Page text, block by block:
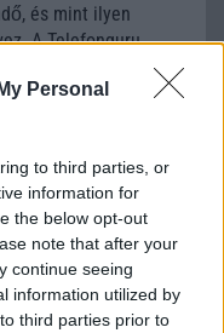
Personal
to third parties, or
information for
the below opt-out
note that after your
continue seeing
information utilized by
third parties prior to
és mint ilyen
A Telefonguru
törvényi
alkotását teljes
köteles ehhez a
beszerezni. Fenti
a Telefonguru által